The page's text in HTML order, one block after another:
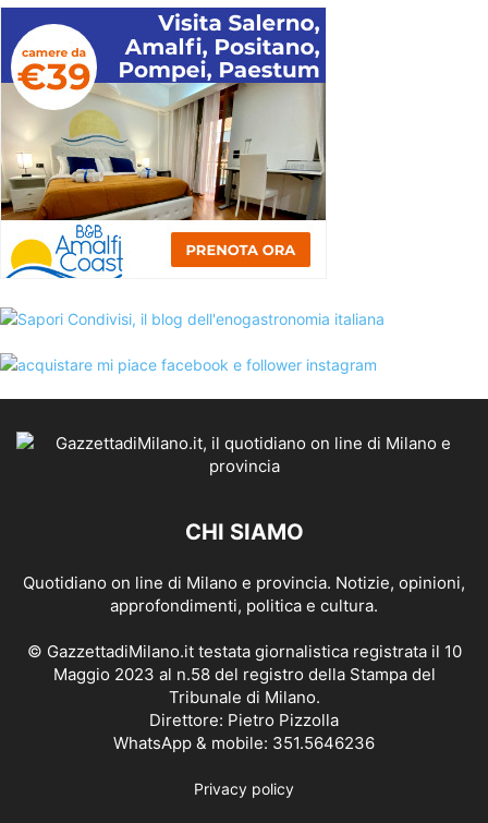
CHI SIAMO
Quotidiano on line di Milano e provincia. Notizie, opinioni,
approfondimenti, politica e cultura.
© GazzettadiMilano.it testata giornalistica registrata il 10
Maggio 2023 al n.58 del registro della Stampa del
Tribunale di Milano.
Direttore: Pietro Pizzolla
WhatsApp & mobile: 351.5646236
Privacy policy